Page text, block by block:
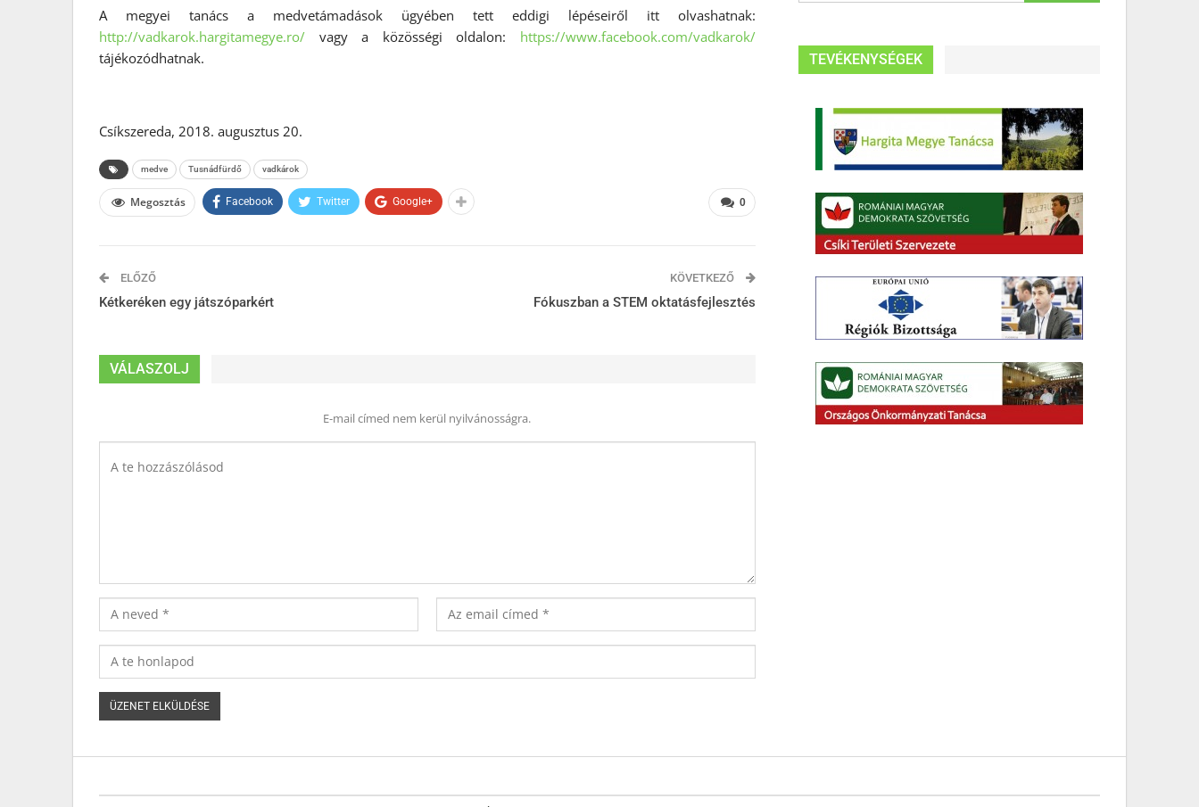
A megyei tanács a medvetámadások ügyében tett eddigi lépéseiről itt olvashatnak:
http://vadkarok.hargitamegye.ro/ vagy a közösségi oldalon: https://www.facebook.com/vadkarok/
tájékozódhatnak.
Csíkszereda, 2018. augusztus 20.
medve Tusnádfürdő vadkárok
0
Megosztás Facebook Twitter Google+
ELŐZŐ
Kétkeréken egy játszóparkért
KÖVETKEZŐ
Fókuszban a STEM oktatásfejlesztés
VÁLASZOLJ
E-mail címed nem kerül nyilvánosságra.
TEVÉKENYSÉGEK